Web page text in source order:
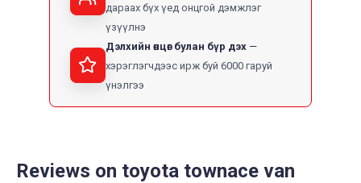
дараах бүх үед онцгой дэмжлэг
үзүүлнэ
Дэлхийн өнцөг булан бүр дэх
хэрэглэгчдээс ирж буй 6000 гаруй
үнэлгээ
Reviews on toyota townace van